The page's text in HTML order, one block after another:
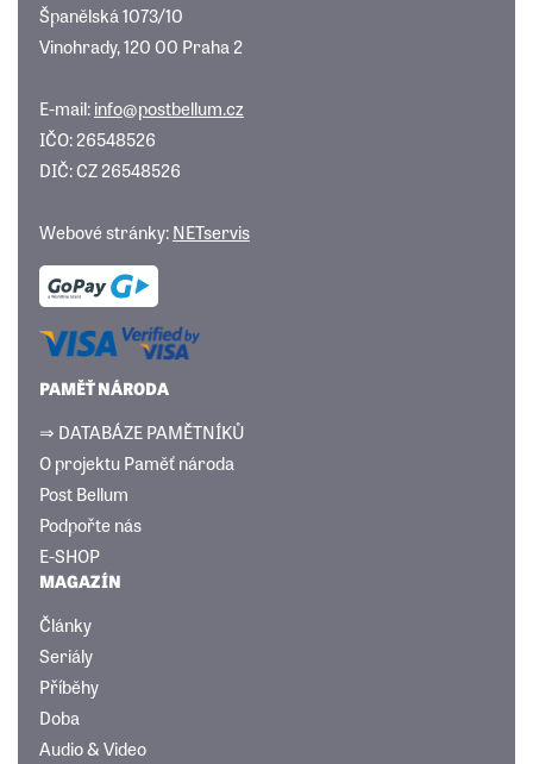
Španělská 1073/10
Vinohrady, 120 00 Praha 2
E-mail:info@postbellum.cz
IČO: 26548526
DIČ: CZ 26548526
Webové stránky:NETservis
PAMĚŤ NÁRODA
⇒ DATABÁZE PAMĚTNÍKŮ
O projektu Paměť národa
Post Bellum
Podpořte nás
E-SHOP
MAGAZÍN
Články
Seriály
Příběhy
Doba
Audio & Video